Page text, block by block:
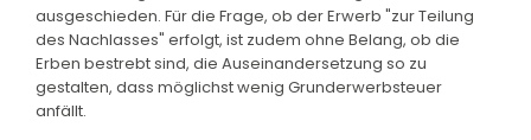
ausgeschieden. Für die Frage, ob der Erwerb "zur Teilung
des Nachlasses" erfolgt, ist zudem ohne Belang, ob die
Erben bestrebt sind, die Auseinandersetzung so zu
gestalten, dass möglichst wenig Grunderwerbsteuer
anfällt.